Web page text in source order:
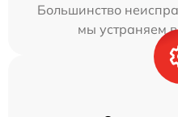
Большинство
мы устраняем